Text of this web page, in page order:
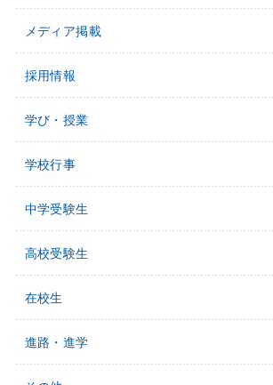
メディア掲載
採用情報
学び・授業
学校行事
中学受験⽣
⾼校受験⽣
在校生
進路・進学